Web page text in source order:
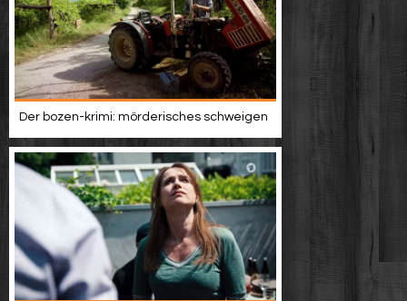
Der bozen-krimi: mörderisches schweigen